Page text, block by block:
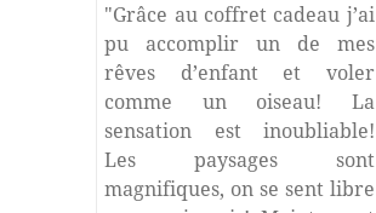
"Grâce au coffret cadeau j’ai
pu accomplir un de mes
rêves d’enfant et voler
comme un oiseau! La
sensation est inoubliable!
Les paysages sont
magnifiques, on se sent libre